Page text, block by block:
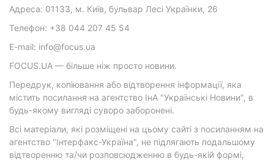
Адреса: 01133, м. Київ, бульвар Лесі Українки, 26
Телефон: +38 044 207 45 54
E-mail: info@focus.ua
FOCUS.UA — більше ніж просто новини.
Передрук, копіювання або відтворення інформації, яка
містить посилання на агентство ІнА "Українські Новини", в
будь-якому вигляді суворо заборонені.
Всі матеріали, які розміщені на цьому сайті з посиланням на
агентство "Інтерфакс-Україна", не підлягають подальшому
відтворенню та/чи розповсюдженню в будь-якій формі,